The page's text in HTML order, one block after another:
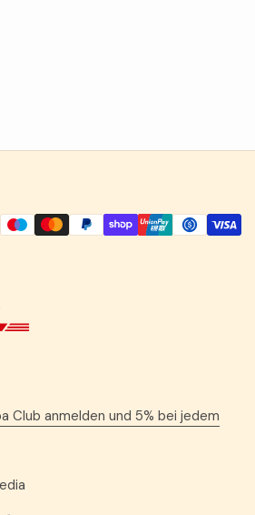
Club anmelden und 5% bei jedem